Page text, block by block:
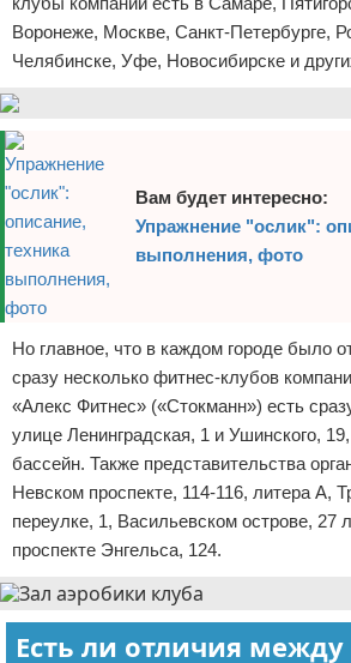
Воронеже, Москве, Санкт-Петербурге,
Челябинске, Уфе, Новосибирске и
Вам будет интересно:
Упражнение "ослик":
выполнения, фото
Но главное, что в каждом городе было
сразу несколько фитнес-клубов
«Алекс Фитнес» («Стокманн») есть
улице Ленинградская, 1 и Ушинского,
бассейн. Также представительства
Невском проспекте, 114-116, литера А,
переулке, 1, Васильевском острове, 27
проспекте Энгельса, 124.
Есть ли отличия